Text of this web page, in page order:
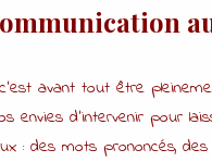
c’est avant tout être
d’intervenir pour
: des mots prononcés,